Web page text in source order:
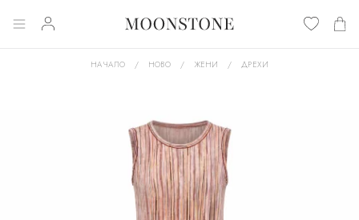
НАЧАЛО НОВО ЖЕНИ ДРЕХИ